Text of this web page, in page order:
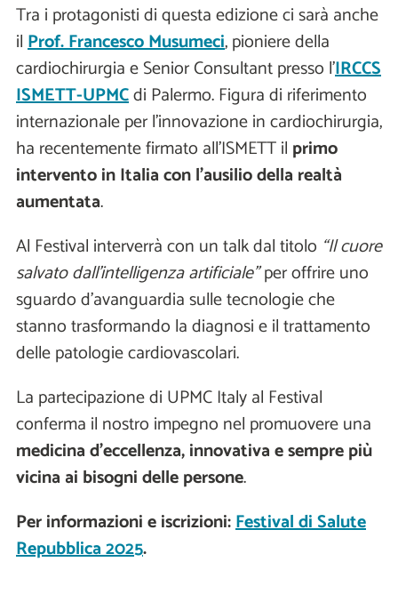
Tra i protagonisti di questa edizione ci sarà anche
ilProf. Francesco Musumeci, pioniere della
cardiochirurgia e Senior Consultant presso l’IRCCS
ISMETT-UPMCdi Palermo. Figura di riferimento
internazionale per l’innovazione in cardiochirurgia,
ha recentemente firmato all’ISMETT il primo
intervento in Italia con l’ausilio della realtà
aumentata.
Al Festival interverrà con un talk dal titolo “Il cuore
salvato dall’intelligenza artificiale”per offrire uno
sguardo d’avanguardia sulle tecnologie che
stanno trasformando la diagnosi e il trattamento
delle patologie cardiovascolari.
La partecipazione di UPMC Italy al Festival
conferma il nostro impegno nel promuovere una
medicina d’eccellenza, innovativa e sempre più
vicina ai bisogni delle persone.
Per informazioni e iscrizioni:Festival di Salute
Repubblica 2025.